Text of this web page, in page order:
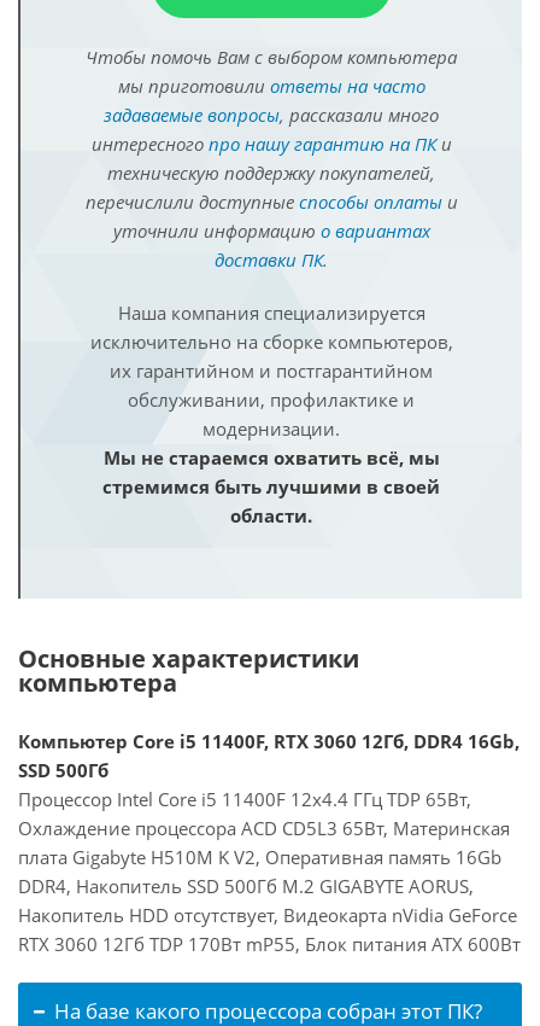
Чтобы помочь Вам с выбором компьютера
мы приготовили ответы на часто
задаваемые вопросы, рассказали много
интересного про нашу гарантию на ПКи
техническую поддержку покупателей,
перечислили доступные способы оплатыи
уточнили информацию о вариантах
доставки ПК.
Наша компания специализируется
исключительно на сборке компьютеров,
их гарантийном и постгарантийном
обслуживании, профилактике и
модернизации.
Мы не стараемся охватить всё, мы
стремимся быть лучшими в своей
области.
Основные характеристики
компьютера
Компьютер Core i5 11400F, RTX 3060 12Гб, DDR4 16Gb,
SSD 500Гб
Процессор Intel Core i5 11400F 12x4.4 ГГц TDP 65Вт,
Охлаждение процессора ACD CD5L3 65Вт, Материнская
плата Gigabyte H510M K V2, Оперативная память 16Gb
DDR4, Накопитель SSD 500Гб M.2 GIGABYTE AORUS,
Накопитель HDD отсутствует, Видеокарта nVidia GeForce
RTX 3060 12Гб TDP 170Вт mP55, Блок питания ATX 600Вт
На базе какого процессора собран этот ПК?